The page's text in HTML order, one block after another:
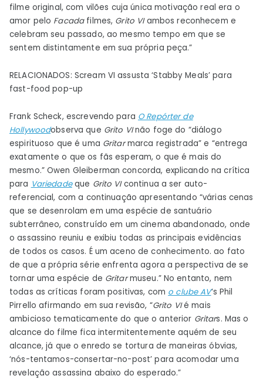
filme original, com vilões cuja única motivação real era o
amor pelo Facadafilmes, Grito VIambos reconhecem e
celebram seu passado, ao mesmo tempo em que se
sentem distintamente em sua própria peça.”
RELACIONADOS: Scream VI assusta ‘Stabby Meals’ para
fast-food pop-up
Frank Scheck, escrevendo para O Repórter de
Hollywoodobserva que Grito VInão foge do “diálogo
espirituoso que é uma Gritarmarca registrada” e “entrega
exatamente o que os fãs esperam, o que é mais do
mesmo.” Owen Gleiberman concorda, explicando na crítica
para Variedadeque Grito VIcontinua a ser auto-
referencial, com a continuação apresentando “várias cenas
que se desenrolam em uma espécie de santuário
subterrâneo, construído em um cinema abandonado, onde
o assassino reuniu e exibiu todas as principais evidências
de todos os casos. É um aceno de conhecimento. ao fato
de que a própria série enfrenta agora a perspectiva de se
tornar uma espécie de Gritarmuseu.” No entanto, nem
todas as críticas foram positivas, com o clube AV‘s Phil
Pirrello afirmando em sua revisão, “Grito VIé mais
ambicioso tematicamente do que o anterior Gritars. Mas o
alcance do filme fica intermitentemente aquém de seu
alcance, já que o enredo se tortura de maneiras óbvias,
‘nós-tentamos-consertar-no-post’ para acomodar uma
revelação assassina abaixo do esperado.”